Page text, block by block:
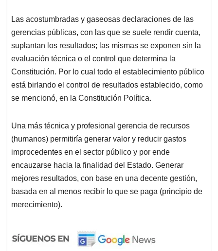
Las acostumbradas y gaseosas declaraciones de las
gerencias públicas, con las que se suele rendir cuenta,
suplantan los resultados; las mismas se exponen sin la
evaluación técnica o el control que determina la
Constitución. Por lo cual todo el establecimiento público
está birlando el control de resultados establecido, como
se mencionó, en la Constitución Política.
Una más técnica y profesional gerencia de recursos
(humanos) permitiría generar valor y reducir gastos
improcedentes en el sector público y por ende
encauzarse hacia la finalidad del Estado. Generar
mejores resultados, con base en una decente gestión,
basada en al menos recibir lo que se paga (principio de
merecimiento).